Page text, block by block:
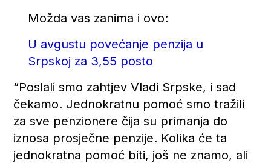
Možda vas zanima i ovo:
U avgustu povećanje penzija u
Srpskoj za 3,55 posto
“Poslali smo zahtjev Vladi Srpske, i sad
čekamo. Jednokratnu pomoć smo tražili
za sve penzionere čija su primanja do
iznosa prosječne penzije. Kolika će ta
jednokratna pomoć biti, još ne znamo, ali